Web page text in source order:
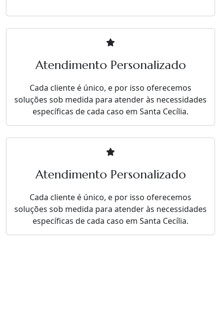
Atendimento Personalizado
Cada cliente é único, e por isso oferecemos
soluções sob medida para atender às necessidades
específicas de cada caso em Santa Cecília.
Atendimento Personalizado
Cada cliente é único, e por isso oferecemos
soluções sob medida para atender às necessidades
específicas de cada caso em Santa Cecília.